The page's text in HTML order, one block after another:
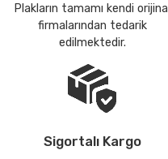
Plakların tamamı kendi orijinal
firmalarından tedarik
edilmektedir.
Sigortalı Kargo